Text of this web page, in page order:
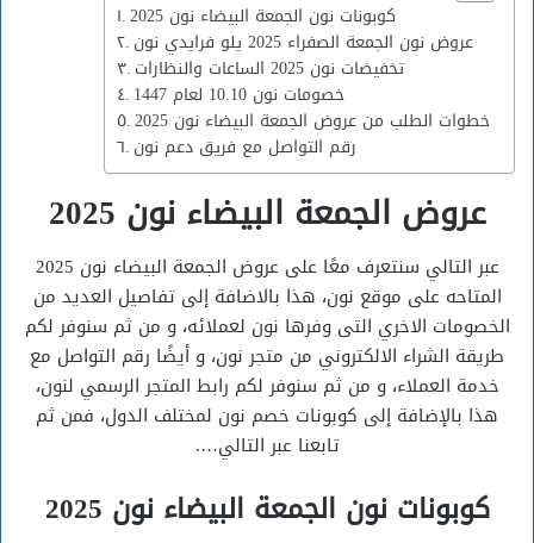
كوبونات نون الجمعة البيضاء نون 2025
عروض نون الجمعة الصفراء 2025 يلو فرايدي نون
تخفيضات نون 2025 الساعات والنظارات
خصومات نون 10.10 لعام 1447
خطوات الطلب من عروض الجمعة البيضاء نون 2025
رقم التواصل مع فريق دعم نون
عروض الجمعة البيضاء نون 2025
عبر التالي سنتعرف معًا على عروض الجمعة البيضاء نون 2025
المتاحه على موقع نون، هذا بالاضافة إلى تفاصيل العديد من
الخصومات الاخري التى وفرها نون لعملائه، و من ثم سنوفر لكم
طريقة الشراء الالكتروني من متجر نون، و أيضًا رقم التواصل مع
خدمة العملاء، و من ثم سنوفر لكم رابط المتجر الرسمي لنون،
هذا بالإضافة إلى كوبونات خصم نون لمختلف الدول، فمن ثم
تابعنا عبر التالي….
كوبونات نون الجمعة البيضاء نون 2025